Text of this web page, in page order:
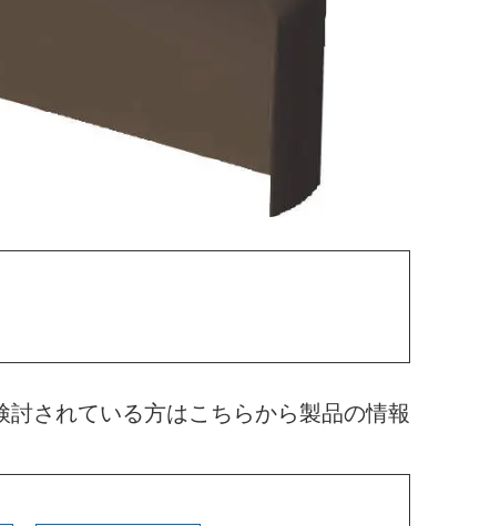
れている方はこちらから製品の情報